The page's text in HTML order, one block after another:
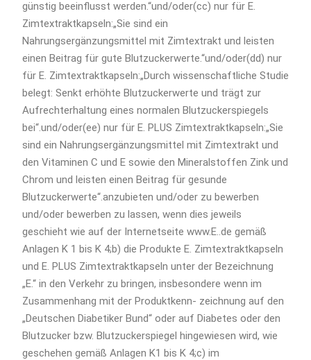
günstig beeinflusst werden.“und/oder(cc) nur für E.
Zimtextraktkapseln:„Sie sind ein
Nahrungsergänzungsmittel mit Zimtextrakt und leisten
einen Beitrag für gute Blutzuckerwerte.“und/oder(dd) nur
für E. Zimtextraktkapseln:„Durch wissenschaftliche Studie
belegt: Senkt erhöhte Blutzuckerwerte und trägt zur
Aufrechterhaltung eines normalen Blutzuckerspiegels
bei“.und/oder(ee) nur für E. PLUS Zimtextraktkapseln:„Sie
sind ein Nahrungsergänzungsmittel mit Zimtextrakt und
den Vitaminen C und E sowie den Mineralstoffen Zink und
Chrom und leisten einen Beitrag für gesunde
Blutzuckerwerte“.anzubieten und/oder zu bewerben
und/oder bewerben zu lassen, wenn dies jeweils
geschieht wie auf der Internetseite www.E..de gemäß
Anlagen K 1 bis K 4;b) die Produkte E. Zimtextraktkapseln
und E. PLUS Zimtextraktkapseln unter der Bezeichnung
„E.“ in den Verkehr zu bringen, insbesondere wenn im
Zusammenhang mit der Produktkenn- zeichnung auf den
„Deutschen Diabetiker Bund“ oder auf Diabetes oder den
Blutzucker bzw. Blutzuckerspiegel hingewiesen wird, wie
geschehen gemäß Anlagen K1 bis K 4;c) im